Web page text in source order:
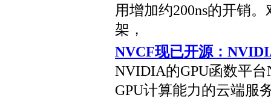
用增加约200ns的开销
架，
NVCF现已开源：
NVIDIA的GPU函数平
GPU计算能力的云端服